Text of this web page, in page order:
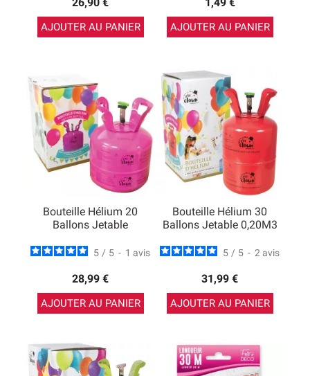
AJOUTER AU PANIER AJOUTER AU PANIER
Bouteille Hélium 20
Ballons Jetable
5 / 5 - 1 avis
28,99 €
AJOUTER AU PANIER
Bouteille Hélium 30
Ballons Jetable 0,20M3
5 / 5 - 2 avis
31,99 €
AJOUTER AU PANIER